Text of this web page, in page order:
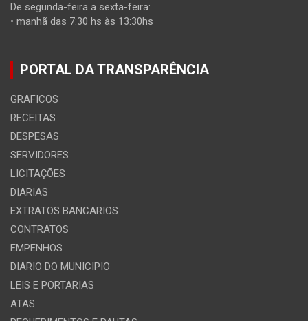
De segunda-feira a sexta-feira:
• manhã das 7:30 hs às 13:30hs
PORTAL DA TRANSPARÊNCIA
GRAFICOS
RECEITAS
DESPESAS
SERVIDORES
LICITAÇÕES
DIARIAS
EXTRATOS BANCARIOS
CONTRATOS
EMPENHOS
DIARIO DO MUNICIPIO
LEIS E PORTARIAS
ATAS